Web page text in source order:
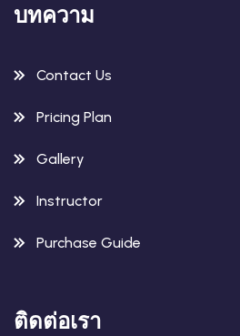
บทความ
Contact Us
Pricing Plan
Gallery
Instructor
Purchase Guide
ติดต่อเรา